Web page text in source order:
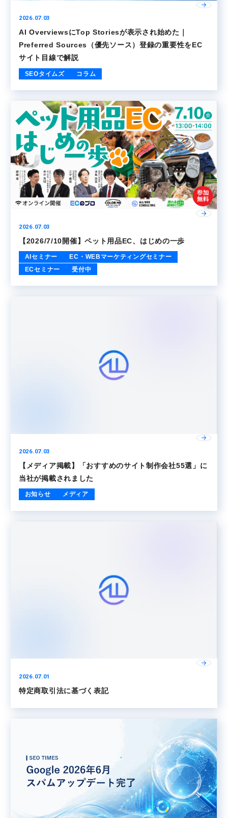
2026.07.03
AI OverviewsにTop Storiesが表示され始めた｜
Preferred Sources（優先ソース）登録の重要性をEC
サイト目線で解説
SEOタイムズ コラム
2026.07.03
【2026/7/10開催】ペット用品EC、はじめの一歩
AIセミナー
EC・WEBマーケティングセミナー
ECセミナー
受付中
2026.07.03
【メディア掲載】「おすすめのサイト制作会社55選」に
当社が掲載されました
お知らせ メディア
2026.07.01
特定商取引法に基づく表記